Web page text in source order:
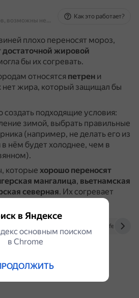
На основе источников, возможны неточности
Как это работает?
плохо переносят мороз,
жировой
бы их согревать.
относятся петрен и
нет жира, который защищал бы
подходящие условия:
зимой, выбрать правильные
(например, не делать его из
в нём будет холоднее, чем в
которые хорошо переносят
мангалица, вьетнамская
северная. Их согревает
сала и густая щетина.
в Яндексе
основным поиском
в Сhrome